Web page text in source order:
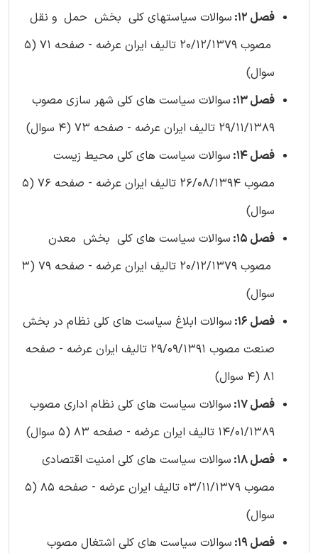
فصل 12:
سوالات سیاستهای کلی بخش حمل و نقل
مصوب 20/12/1379 تالیف ایران عرضه - صفحه 71 (5
سوال)
فصل 13:
سوالات سیاست های کلی شهر سازی مصوب
29/11/1389 تالیف ایران عرضه - صفحه 73 (4 سوال)
فصل 14:
سوالات سیاست های کلی محیط زیست
مصوب 26/08/1394 تالیف ایران عرضه - صفحه 76 (5
سوال)
فصل 15:
سوالات سیاست های کلی بخش معدن
مصوب 20/12/1379 تالیف ایران عرضه - صفحه 79 (3
سوال)
فصل 16:
سوالات ابلاغ سیاست های کلی نظام در بخش
صنعت مصوب 29/09/1391 تالیف ایران عرضه - صفحه
81 (4 سوال)
فصل 17:
سوالات سیاست های کلی نظام اداری مصوب
14/01/1389 تالیف ایران عرضه - صفحه 83 (5 سوال)
فصل 18:
سوالات سیاست های کلی امنیت اقتصادی
مصوب 03/11/1379 تالیف ایران عرضه - صفحه 85 (5
سوال)
فصل 19:
سوالات سیاست های کلی اشتغال مصوب